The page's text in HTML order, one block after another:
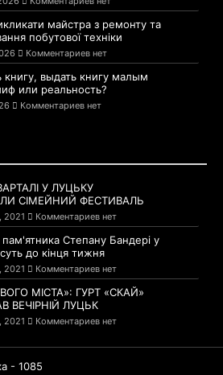
майстра з ремонту та
побутової техніки
Комментариев нет
книгу, выдать книгу малым
или реальность?
Комментариев нет
У ЛУЦЬКУ
СІМЕЙНИЙ ФЕСТИВАЛЬ
2021 Комментариев нет
Степану Бандері у
до кінця тижня
2021 Комментариев нет
МІСТА»: ГУРТ «СКАЙ»
ВЕЧІРНІЙ ЛУЦЬК
2021 Комментариев нет
- 1085